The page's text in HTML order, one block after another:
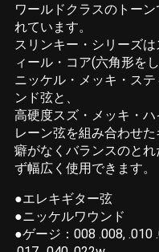
ワールドクラスのトー
れています。
スリンキー・シリーズ
ィール・コア(六角形を
ニッケル・メッキ・ス
ンド弦と、
高硬度スズ・メッキ・
レーン弦を組み合わせた
癖がなくバランスのと
ず幅広く使用できます。
●エレキギター弦
●ニッケルワウンド
●ゲージ：008 .008, .010